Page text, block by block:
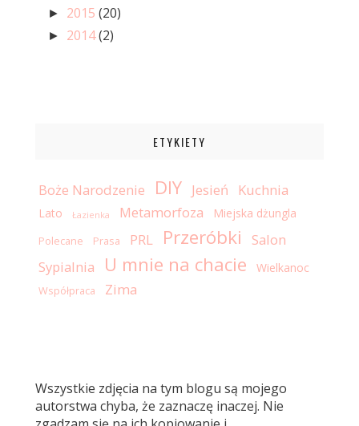
► 2015 (20)
► 2014(2)
ETYKIETY
Boże Narodzenie DIY Jesień Kuchnia
Lato Łazienka Metamorfoza Miejska dżungla
Polecane Prasa PRL Przeróbki
Salon
Sypialnia
U mnie na chacie Wielkanoc
Współpraca Zima
Wszystkie zdjęcia na tym blogu są mojego
autorstwa chyba, że zaznaczę inaczej. Nie